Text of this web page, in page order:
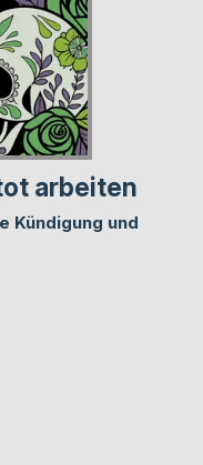
arbeiten
Kündigung und